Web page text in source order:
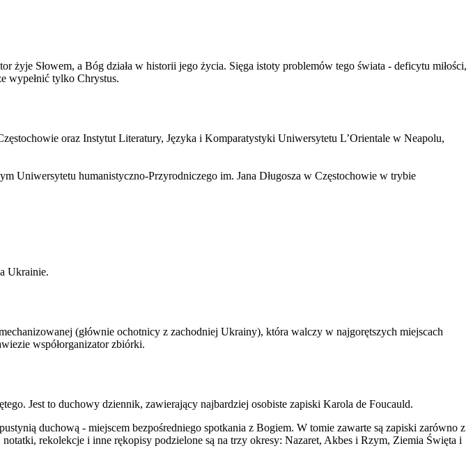
Słowem, a Bóg działa w historii jego życia. Sięga istoty problemów tego świata - deficytu miłości,
wypełnić tylko Chrystus.
oraz Instytut Literatury, Języka i Komparatystyki Uniwersytetu L’Orientale w Neapolu,
Uniwersytetu humanistyczno-Przyrodniczego im. Jana Długosza w Częstochowie w trybie
Ukrainie.
(głównie ochotnicy z zachodniej Ukrainy), która walczy w najgorętszych miejscach
współorganizator zbiórki.
Jest to duchowy dziennik, zawierający najbardziej osobiste zapiski Karola de Foucauld.
duchową - miejscem bezpośredniego spotkania z Bogiem. W tomie zawarte są zapiski zarówno z
rekolekcje i inne rękopisy podzielone są na trzy okresy: Nazaret, Akbes i Rzym, Ziemia Święta i